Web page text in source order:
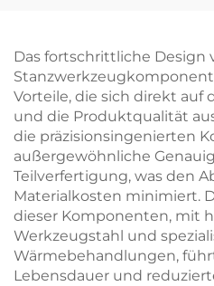
Das fortschrittliche Design
Vorteile, die sich direkt auf
und die Produktqualität
die präzisionsingenierten
außergewöhnliche
Teilverfertigung, was den
Materialkosten minimiert.
dieser Komponenten, mit
Werkzeugstahl und
Wärmebehandlungen,
Lebensdauer und